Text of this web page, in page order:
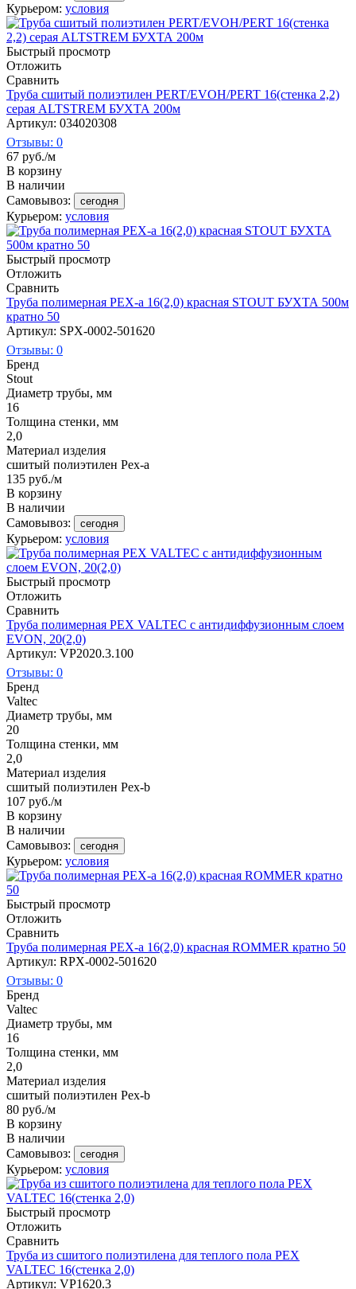
Курьером: условия
Быстрый просмотр
Отложить
Сравнить
Труба сшитый полиэтилен PERT/EVOH/PERT 16(стенка 2,2)
серая ALTSTREM БУХТА 200м
Артикул: 034020308
Отзывы: 0
67 руб./м
В корзину
В наличии
Самовывоз:
сегодня
Курьером: условия
Быстрый просмотр
Отложить
Сравнить
Труба полимерная PEX-a 16(2,0) красная STOUT БУХТА 500м
кратно 50
Артикул: SPX-0002-501620
Отзывы: 0
Бренд
Stout
Диаметр трубы, мм
16
Толщина стенки, мм
2,0
Материал изделия
сшитый полиэтилен Pex-a
135 руб./м
В корзину
В наличии
Самовывоз:
сегодня
Курьером: условия
Быстрый просмотр
Отложить
Сравнить
Труба полимерная PEX VALTEC с антидиффузионным слоем
EVON, 20(2,0)
Артикул: VP2020.3.100
Отзывы: 0
Бренд
Valtec
Диаметр трубы, мм
20
Толщина стенки, мм
2,0
Материал изделия
сшитый полиэтилен Pex-b
107 руб./м
В корзину
В наличии
Самовывоз:
сегодня
Курьером: условия
Быстрый просмотр
Отложить
Сравнить
Труба полимерная PEX-a 16(2,0) красная ROMMER кратно 50
Артикул: RPX-0002-501620
Отзывы: 0
Бренд
Valtec
Диаметр трубы, мм
16
Толщина стенки, мм
2,0
Материал изделия
сшитый полиэтилен Pex-b
80 руб./м
В корзину
В наличии
Самовывоз:
сегодня
Курьером: условия
Быстрый просмотр
Отложить
Сравнить
Труба из сшитого полиэтилена для теплого пола PEX
VALTEC 16(стенка 2,0)
Артикул: VP1620.3